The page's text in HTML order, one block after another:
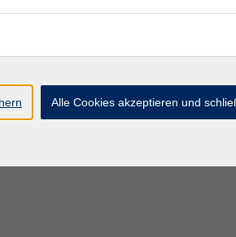
Alle Cookies akzeptieren und